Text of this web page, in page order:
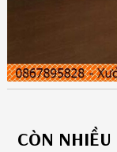
CÒN NHIỀU